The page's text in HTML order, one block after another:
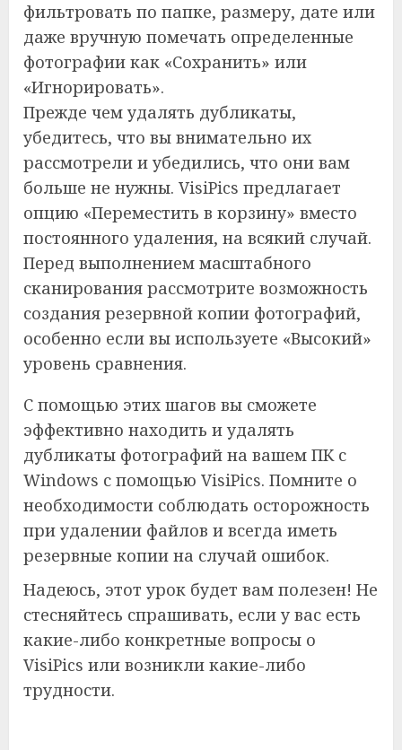
фильтровать по папке, размеру, дате или
даже вручную помечать определенные
фотографии как «Сохранить» или
«Игнорировать».
Прежде чем удалять дубликаты,
убедитесь, что вы внимательно их
рассмотрели и убедились, что они вам
больше не нужны. VisiPics предлагает
опцию «Переместить в корзину» вместо
постоянного удаления, на всякий случай.
Перед выполнением масштабного
сканирования рассмотрите возможность
создания резервной копии фотографий,
особенно если вы используете «Высокий»
уровень сравнения.
С помощью этих шагов вы сможете
эффективно находить и удалять
дубликаты фотографий на вашем ПК с
Windows с помощью VisiPics. Помните о
необходимости соблюдать осторожность
при удалении файлов и всегда иметь
резервные копии на случай ошибок.
Надеюсь, этот урок будет вам полезен! Не
стесняйтесь спрашивать, если у вас есть
какие-либо конкретные вопросы о
VisiPics или возникли какие-либо
трудности.